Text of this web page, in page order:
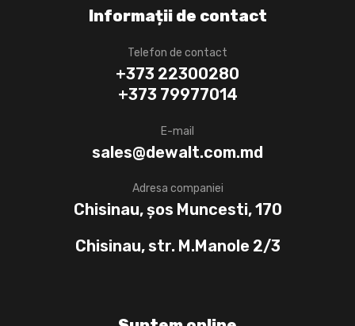
Informații de contact
Telefon de contact
+373 22300280
+373 79977014
E-mail
sales@dewalt.com.md
Adresa companiei
Chisinau, șos Muncesti, 170
Chisinau, str. M.Manole 2/3